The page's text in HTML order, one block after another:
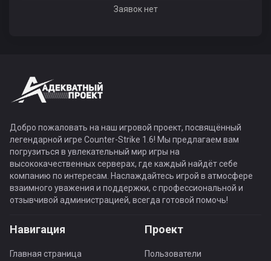
Заявок нет
Добро пожаловать на наш игровой проект, посвящённый
легендарной игре Counter-Strike 1.6! Мы предлагаем вам
погрузиться в увлекательный мир игры на
высококачественных серверах, где каждый найдёт себе
компанию по интересам. Наслаждайтесь игрой в атмосфере
взаимного уважения и поддержки, с профессиональной и
отзывчивой администрацией, всегда готовой помочь!
Навигация
Главная страница
Проект
Пользователи